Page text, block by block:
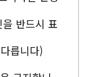
반드시 표
릅니다)